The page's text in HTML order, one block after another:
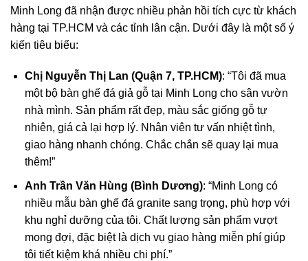
Minh Long đã nhận được nhiều phản hồi tích cực từ khách
hàng tại TP.HCM và các tỉnh lân cận. Dưới đây là một số ý
kiến tiêu biểu:
Chị Nguyễn Thị Lan (Quận 7, TP.HCM): “Tôi đã mua
một bộ bàn ghế đá giả gỗ tại Minh Long cho sân vườn
nhà mình. Sản phẩm rất đẹp, màu sắc giống gỗ tự
nhiên, giá cả lại hợp lý. Nhân viên tư vấn nhiệt tình,
giao hàng nhanh chóng. Chắc chắn sẽ quay lại mua
thêm!”
Anh Trần Văn Hùng (Bình Dương): “Minh Long có
nhiều mẫu bàn ghế đá granite sang trọng, phù hợp với
khu nghỉ dưỡng của tôi. Chất lượng sản phẩm vượt
mong đợi, đặc biệt là dịch vụ giao hàng miễn phí giúp
tôi tiết kiệm khá nhiều chi phí.”